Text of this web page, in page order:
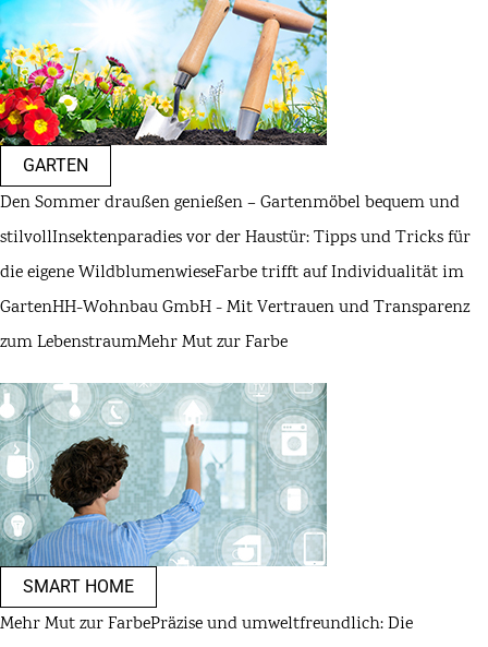
GARTEN
Den Sommer draußen genießen – Gartenmöbel bequem und
stilvollInsektenparadies vor der Haustür: Tipps und Tricks für
die eigene WildblumenwieseFarbe trifft auf Individualität im
GartenHH-Wohnbau GmbH - Mit Vertrauen und Transparenz
zum LebenstraumMehr Mut zur Farbe
SMART HOME
Mehr Mut zur FarbePräzise und umweltfreundlich: Die